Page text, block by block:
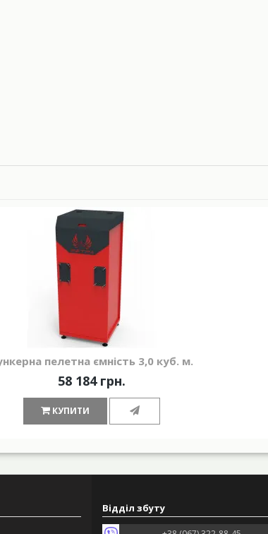
пелетна ємність 3,0 куб. м.
58 184 грн.
КУПИТИ
Відділ збуту